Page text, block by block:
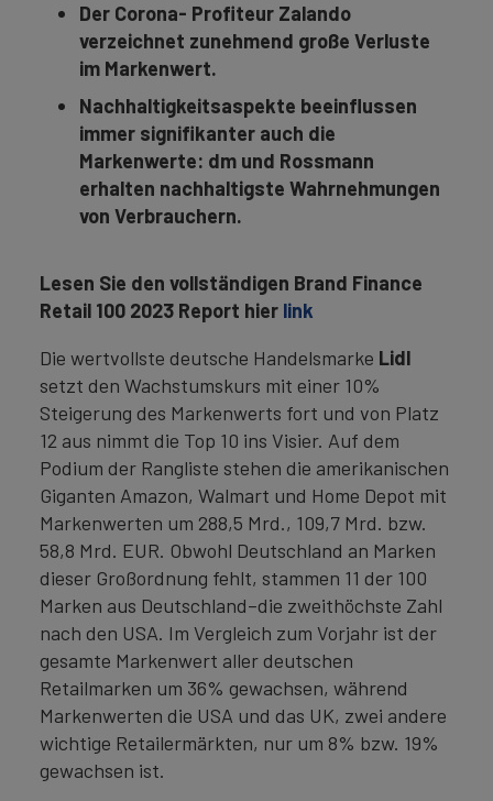
Der Corona- Profiteur Zalando
verzeichnet zunehmend große Verluste
im Markenwert.
Nachhaltigkeitsaspekte beeinflussen
immer signifikanter auch die
Markenwerte: dm und Rossmann
erhalten nachhaltigste Wahrnehmungen
von Verbrauchern.
Lesen Sie den vollständigen Brand Finance
Retail 100 2023 Report hier link
Die wertvollste deutsche Handelsmarke Lidl
setzt den Wachstumskurs mit einer 10%
Steigerung des Markenwerts fort und von Platz
12 aus nimmt die Top 10 ins Visier. Auf dem
Podium der Rangliste stehen die amerikanischen
Giganten Amazon, Walmart und Home Depot mit
Markenwerten um 288,5 Mrd., 109,7 Mrd. bzw.
58,8 Mrd. EUR. Obwohl Deutschland an Marken
dieser Großordnung fehlt, stammen 11 der 100
Marken aus Deutschland–die zweithöchste Zahl
nach den USA. Im Vergleich zum Vorjahr ist der
gesamte Markenwert aller deutschen
Retailmarken um 36% gewachsen, während
Markenwerten die USA und das UK, zwei andere
wichtige Retailermärkten, nur um 8% bzw. 19%
gewachsen ist.